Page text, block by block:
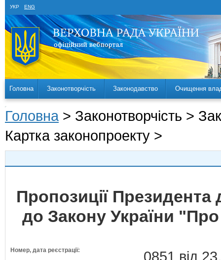
УКР ENG
Головна Законотворчість Законодавство Очищення
Головна > Законотворчість >
Картка законопроекту >
Пропозиції
до Закону України
Номер, дата реєстрації: 0851 від